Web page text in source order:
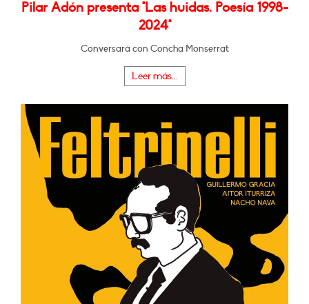
Pilar Adón presenta "Las huidas. Poesía 1998-
2024"
Conversará con Concha Monserrat
Leer más...